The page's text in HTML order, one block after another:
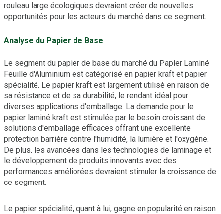
rouleau large écologiques devraient créer de nouvelles
opportunités pour les acteurs du marché dans ce segment.
Analyse du Papier de Base
Le segment du papier de base du marché du Papier Laminé
Feuille d'Aluminium est catégorisé en papier kraft et papier
spécialité. Le papier kraft est largement utilisé en raison de
sa résistance et de sa durabilité, le rendant idéal pour
diverses applications d'emballage. La demande pour le
papier laminé kraft est stimulée par le besoin croissant de
solutions d'emballage efficaces offrant une excellente
protection barrière contre l'humidité, la lumière et l'oxygène.
De plus, les avancées dans les technologies de laminage et
le développement de produits innovants avec des
performances améliorées devraient stimuler la croissance de
ce segment.
Le papier spécialité, quant à lui, gagne en popularité en raison